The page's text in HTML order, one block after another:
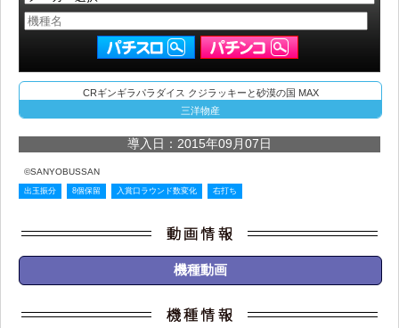
CRギンギラパラダイス クジラッキーと砂漠の国 MAX
三洋物産
導入日：2015年09月07日
©SANYOBUSSAN
出玉振分 8個保留 入賞口ラウンド数変化 右打ち
機種動画